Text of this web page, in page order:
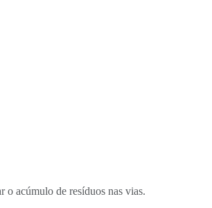
o acúmulo de resíduos nas vias.